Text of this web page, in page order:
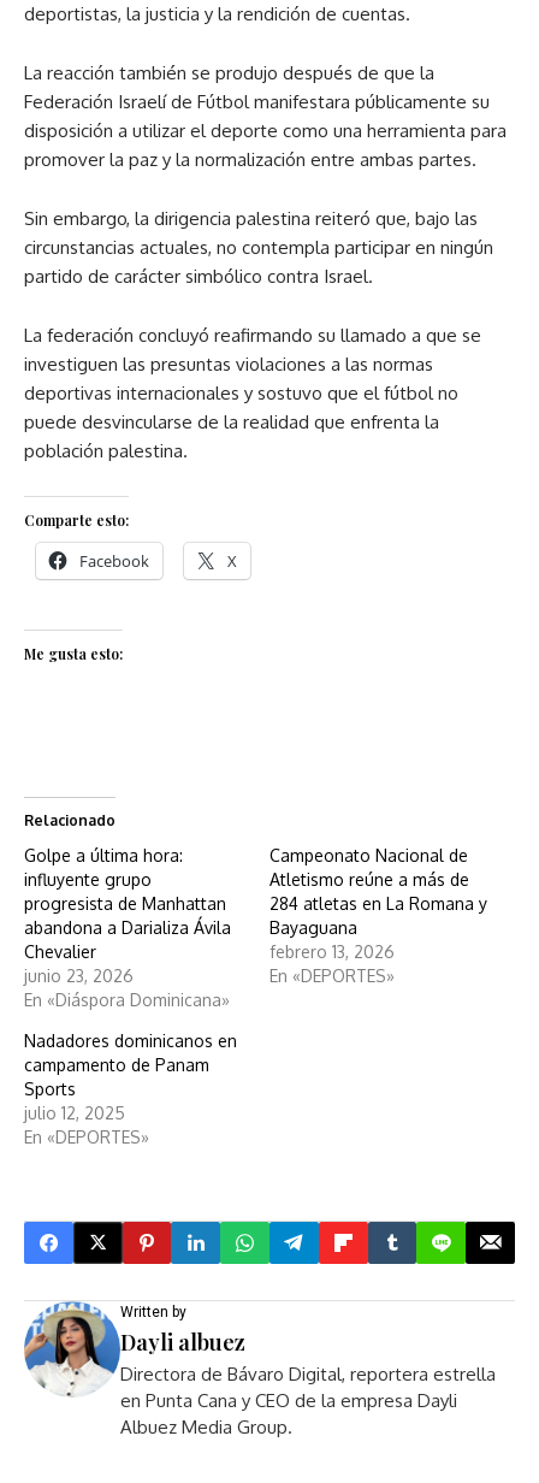
deportistas, la justicia y la rendición de cuentas.
La reacción también se produjo después de que la
Federación Israelí de Fútbol manifestara públicamente su
disposición a utilizar el deporte como una herramienta para
promover la paz y la normalización entre ambas partes.
Sin embargo, la dirigencia palestina reiteró que, bajo las
circunstancias actuales, no contempla participar en ningún
partido de carácter simbólico contra Israel.
La federación concluyó reafirmando su llamado a que se
investiguen las presuntas violaciones a las normas
deportivas internacionales y sostuvo que el fútbol no
puede desvincularse de la realidad que enfrenta la
población palestina.
Comparte esto:
Facebook X
Me gusta esto:
Relacionado
Golpe a última hora:
influyente grupo
progresista de Manhattan
abandona a Darializa Ávila
Chevalier
junio 23, 2026
En «Diáspora Dominicana»
Campeonato Nacional de
Atletismo reúne a más de
284 atletas en La Romana y
Bayaguana
febrero 13, 2026
En «DEPORTES»
Nadadores dominicanos en
campamento de Panam
Sports
julio 12, 2025
En «DEPORTES»
Written by
Dayli albuez
Directora de Bávaro Digital, reportera estrella
en Punta Cana y CEO de la empresa Dayli
Albuez Media Group.